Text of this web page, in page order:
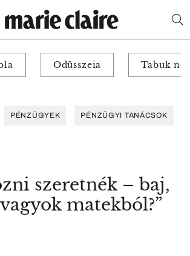
Odüsszeia Tabuk
PÉNZÜGYEK PÉNZÜGYI TANÁCSOK
szeretnék – baj,
matekból?”